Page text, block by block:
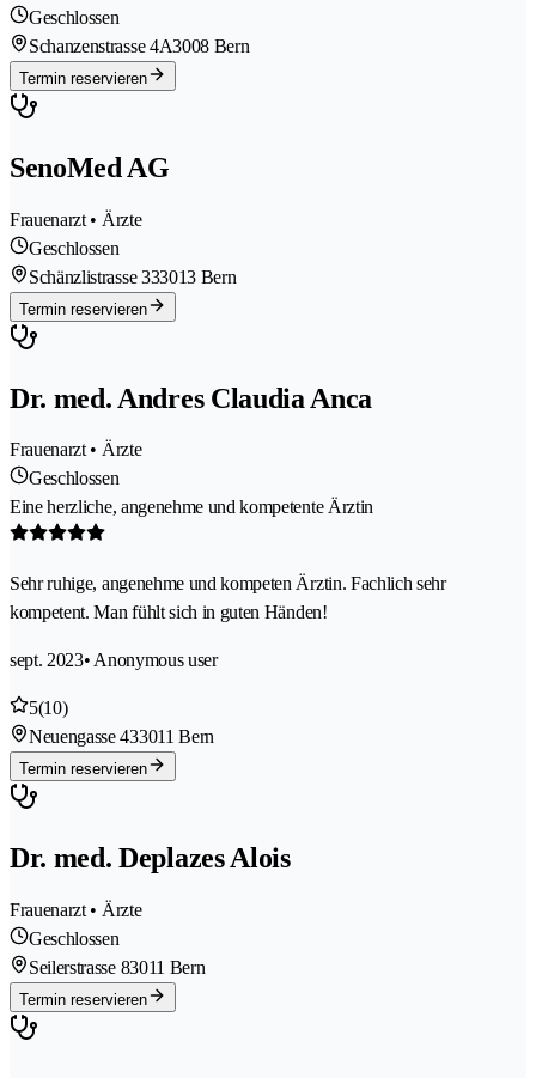
Geschlossen
Schanzenstrasse 4A3008 Bern
Termin reservieren
SenoMed AG
Frauenarzt • Ärzte
Geschlossen
Schänzlistrasse 333013 Bern
Termin reservieren
Dr. med. Andres Claudia Anca
Frauenarzt • Ärzte
Geschlossen
Eine herzliche, angenehme und kompetente Ärztin
Sehr ruhige, angenehme und kompeten Ärztin. Fachlich sehr
kompetent. Man fühlt sich in guten Händen!
sept. 2023• Anonymous user
5(10)
Neuengasse 433011 Bern
Termin reservieren
Dr. med. Deplazes Alois
Frauenarzt • Ärzte
Geschlossen
Seilerstrasse 83011 Bern
Termin reservieren